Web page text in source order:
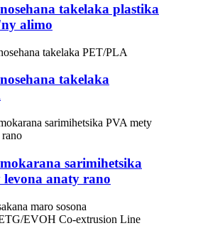
takelaka plastika
alimo
takelaka
sarimihetsika
levona anaty rano